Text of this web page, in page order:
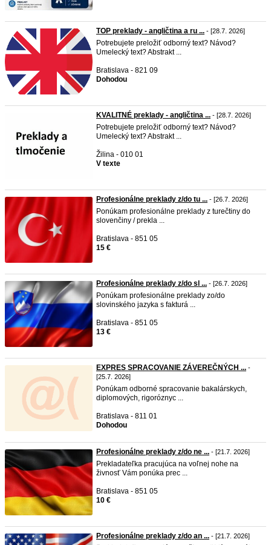
TOP preklady - angličtina a ru ... - [28.7. 2026]
Potrebujete preložiť odborný text? Návod?
Umelecký text? Abstrakt ...
Bratislava - 821 09
Dohodou
KVALITNÉ preklady - angličtina ... - [28.7. 2026]
Potrebujete preložiť odborný text? Návod?
Umelecký text? Abstrakt ...
Žilina - 010 01
V texte
Profesionálne preklady z/do tu ... - [26.7. 2026]
Ponúkam profesionálne preklady z turečtiny do
slovenčiny / prekla ...
Bratislava - 851 05
15 €
Profesionálne preklady z/do sl ... - [26.7. 2026]
Ponúkam profesionálne preklady zo/do
slovinského jazyka s fakturá ...
Bratislava - 851 05
13 €
EXPRES SPRACOVANIE ZÁVEREČNÝCH ... -
[25.7. 2026]
Ponúkam odborné spracovanie bakalárskych,
diplomových, rigoróznyc ...
Bratislava - 811 01
Dohodou
Profesionálne preklady z/do ne ... - [21.7. 2026]
Prekladateľka pracujúca na voľnej nohe na
živnosť Vám ponúka prec ...
Bratislava - 851 05
10 €
Profesionálne preklady z/do an ... - [21.7. 2026]